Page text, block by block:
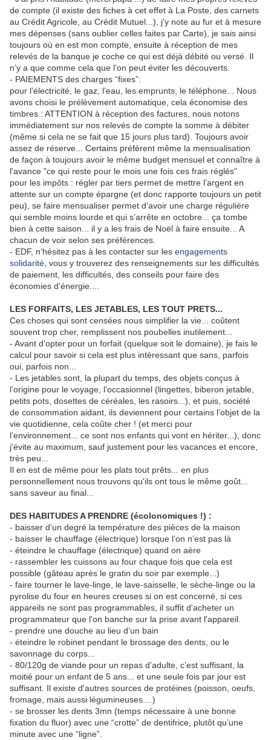
de compte (il existe des fiches à cet effet à La Poste, des carnets
au Crédit Agricole, au Crédit Mutuel...), j'y note au fur et à mesure
mes dépenses (sans oublier celles faites par Carte), je sais ainsi
toujours où en est mon compte, ensuite à réception de mes
relevés de la banque je coche ce qui est déjà débité ou versé. Il
n’y a que comme cela que l’on peut éviter les découverts.
- PAIEMENTS des charges “fixes”:
pour l’électricité, le gaz, l’eau, les emprunts, le téléphone... Nous
avons choisi le prélèvement automatique, cela économise des
timbres : ATTENTION à réception des factures, nous notons
immédiatement sur nos relevés de compte la somme à débiter
(même si cela ne se fait que 15 jours plus tard). Toujours avoir
assez de réserve... Certains préfèrent même la mensualisation
de façon à toujours avoir le même budget mensuel et connaître à
l'avance "ce qui reste pour le mois une fois ces frais réglés"
pour les impôts : régler par tiers permet de mettre l’argent en
attente sur un compte épargne (et donc rapporte toujours un petit
peu), se faire mensualiser permet d’avoir une charge régulière
qui semble moins lourde et qui s’arrête en octobre... ça tombe
bien à cette saison... il y a les frais de Noël à faire ensuite... A
chacun de voir selon ses préférences.
- EDF, n’hésitez pas à les contacter sur les engagements
solidarité , vous y trouverez des renseignements sur les difficultés
de paiement, les difficultés, des conseils pour faire des
économies d’énergie....
LES FORFAITS, LES JETABLES, LES TOUT PRETS...
Ces choses qui sont censées nous simplifier la vie... coûtent
souvent trop cher, remplissent nos poubelles inutilement...
- Avant d’opter pour un forfait (quelque soit le domaine), je fais le
calcul pour savoir si cela est plus intéressant que sans, parfois
oui, parfois non...
- Les jetables sont, la plupart du temps, des objets conçus à
l’origine pour le voyage, l’occasionnel (lingettes, biberon jetable,
petits pots, dosettes de céréales, les rasoirs...), et puis, société
de consommation aidant, ils deviennent pour certains l’objet de la
vie quotidienne, cela coûte cher ! (et merci pour
l’environnement... ce sont nos enfants qui vont en hériter...), donc
j'évite au maximum, sauf justement pour les vacances et encore,
très peu...
Il en est de même pour les plats tout prêts... en plus
personnellement nous trouvons qu'ils ont tous le même goût...
sans saveur au final...
DES HABITUDES A PRENDRE (écolonomiques !) :
- baisser d’un degré la température des pièces de la maison
- baisser le chauffage (électrique) lorsque l’on n’est pas là
- éteindre le chauffage (électrique) quand on aère
- rassembler les cuissons au four chaque fois que cela est
possible (gâteau après le gratin du soir par exemple...)
- faire tourner le lave-linge, le lave-saisselle, le sèche-linge ou la
pyrolise du four en heures creuses si on est concerné, si ces
appareils ne sont pas programmables, il suffit d'acheter un
programmateur que l'on banche sur la prise avant l'appareil.
- prendre une douche au lieu d’un bain
- éteindre le robinet pendant le brossage des dents, ou le
savonnage du corps...
- 80/120g de viande pour un repas d’adulte, c’est suffisant, la
moitié pour un enfant de 5 ans... et une seule fois par jour est
suffisant. Il existe d'autres sources de protéines (poisson, oeufs,
fromage, mais aussi légumineuses....)
- se brosser les dents 3mn (temps nécessaire à une bonne
fixation du fluor) avec une “crotte” de dentifrice, plutôt qu’une
minute avec une “ligne”.